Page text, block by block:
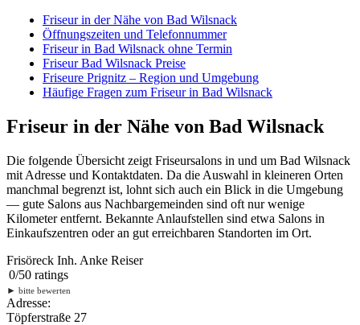
Friseur in der Nähe von Bad Wilsnack
Öffnungszeiten und Telefonnummer
Friseur in Bad Wilsnack ohne Termin
Friseur Bad Wilsnack Preise
Friseure Prignitz – Region und Umgebung
Häufige Fragen zum Friseur in Bad Wilsnack
Friseur in der Nähe von Bad Wilsnack
Die folgende Übersicht zeigt Friseursalons in und um Bad Wilsnack
mit Adresse und Kontaktdaten. Da die Auswahl in kleineren Orten
manchmal begrenzt ist, lohnt sich auch ein Blick in die Umgebung
— gute Salons aus Nachbargemeinden sind oft nur wenige
Kilometer entfernt. Bekannte Anlaufstellen sind etwa Salons in
Einkaufszentren oder an gut erreichbaren Standorten im Ort.
Frisöreck Inh. Anke Reiser
0/50 ratings
► bitte bewerten
Adresse:
Töpferstraße 27